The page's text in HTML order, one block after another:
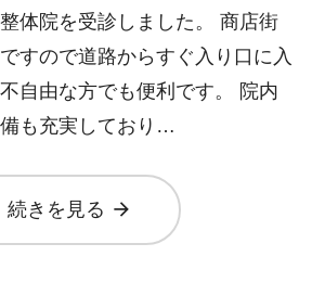
体院を受診しました。 商店街
すので道路からすぐ入り口に入
自由な方でも便利です。 院内
も充実しており…
続きを見る arrow_forward